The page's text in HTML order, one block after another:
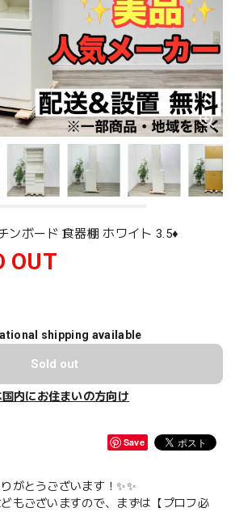
ンボード 食器棚 ホワイト 3.5♦️
OUT
shipping available
Sold out
国内にお住まいの方向け
Save
がとうございます！✨✨
もございますので、まずは【プロフ必